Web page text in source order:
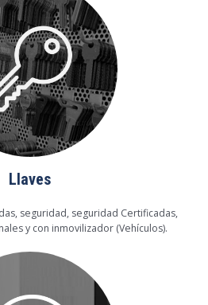
Llaves
seguridad, seguridad Certificadas,
y con inmovilizador (Vehículos).